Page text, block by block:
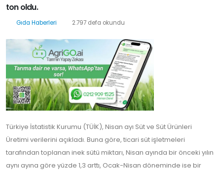
ton oldu.
Gıda Haberleri 2.797 defa okundu
Türkiye İstatistik Kurumu (TÜİK), Nisan ayı Süt ve Süt Ürünleri
Üretimi verilerini açıkladı. Buna göre, ticari süt işletmeleri
tarafından toplanan inek sütü miktarı, Nisan ayında bir önceki yılın
aynı ayına göre yüzde 1,3 arttı, Ocak-Nisan döneminde ise bir